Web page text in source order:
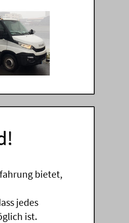
bietet,
jedes
ist.